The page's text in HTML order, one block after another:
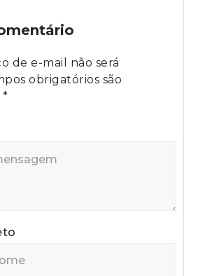
de e-mail não será
obrigatórios são
*